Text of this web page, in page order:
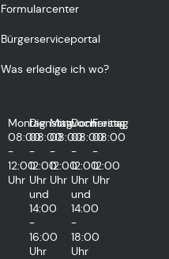
Formularcenter
Bürgerserviceportal
Was erledige ich wo?
Montag
08:00
-
12:00
Uhr
Dienstag
08:00
-
12:00
Uhr
und
14:00
-
16:00
Uhr
Mittwoch
08:00
-
12:00
Uhr
Donnerstag
08:00
-
12:00
Uhr
und
14:00
-
18:00
Uhr
Freitag
08:00
-
12:00
Uhr